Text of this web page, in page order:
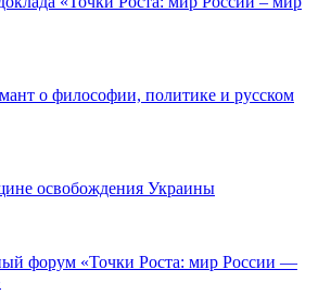
о философии, политике и русском
освобождения Украины
форум «Точки Роста: мир России —